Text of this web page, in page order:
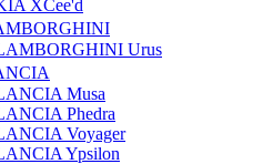
XCee'd
Urus
Musa
Phedra
Voyager
Ypsilon